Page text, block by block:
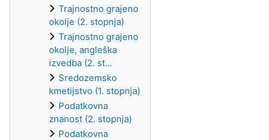
Trajnostno grajeno
okolje (2. stopnja)
Trajnostno grajeno
okolje, angleška
izvedba (2. st...
Sredozemsko
kmetijstvo (1. stopnja)
Podatkovna
znanost (2. stopnja)
Podatkovna